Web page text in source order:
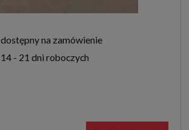
dostępny na zamówienie
14 - 21 dni roboczych